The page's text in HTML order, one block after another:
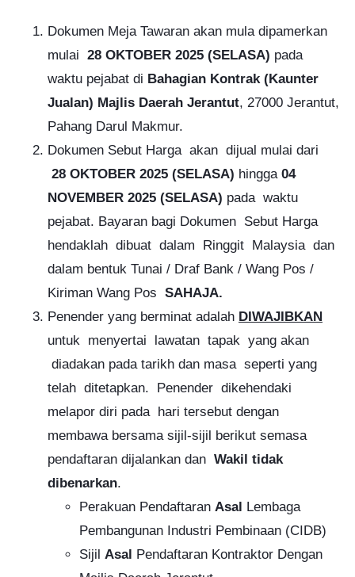
Dokumen Meja Tawaran akan mula dipamerkan
mulai 28 OKTOBER 2025 (SELASA) pada
waktu pejabat di Bahagian Kontrak (Kaunter
Jualan) Majlis Daerah Jerantut, 27000 Jerantut,
Pahang Darul Makmur.
Dokumen Sebut Harga akan dijual mulai dari
28 OKTOBER 2025 (SELASA) hingga 04
NOVEMBER 2025 (SELASA) pada waktu
pejabat. Bayaran bagi Dokumen Sebut Harga
hendaklah dibuat dalam Ringgit Malaysia dan
dalam bentuk Tunai / Draf Bank / Wang Pos /
Kiriman Wang Pos SAHAJA.
Penender yang berminat adalah DIWAJIBKAN
untuk menyertai lawatan tapak yang akan
diadakan pada tarikh dan masa seperti yang
telah ditetapkan. Penender dikehendaki
melapor diri pada hari tersebut dengan
membawa bersama sijil-sijil berikut semasa
pendaftaran dijalankan dan Wakil tidak
dibenarkan.
Perakuan Pendaftaran Asal Lembaga
Pembangunan Industri Pembinaan (CIDB)
Sijil Asal Pendaftaran Kontraktor Dengan